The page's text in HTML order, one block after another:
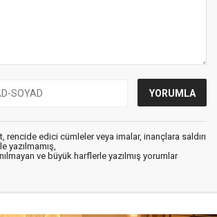
rencide edici cümleler veya imalar, inançlara saldırı
yazılmamış,
ve büyük harflerle yazılmış yorumlar